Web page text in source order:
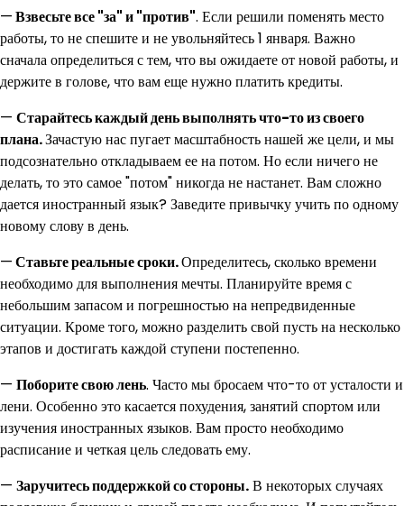
—Взвесьте все "за" и "против". Если решили поменять место
работы, то не спешите и не увольняйтесь 1 января. Важно
сначала определиться с тем, что вы ожидаете от новой работы, и
держите в голове, что вам еще нужно платить кредиты.
— Старайтесь каждый день выполнять что-то из своего
плана.Зачастую нас пугает масштабность нашей же цели, и мы
подсознательно откладываем ее на потом. Но если ничего не
делать, то это самое "потом" никогда не настанет. Вам сложно
дается иностранный язык? Заведите привычку учить по одному
новому слову в день.
—Ставьте реальные сроки.Определитесь, сколько времени
необходимо для выполнения мечты. Планируйте время с
небольшим запасом и погрешностью на непредвиденные
ситуации. Кроме того, можно разделить свой пусть на несколько
этапов и достигать каждой ступени постепенно.
— Поборите свою лень. Часто мы бросаем что-то от усталости и
лени. Особенно это касается похудения, занятий спортом или
изучения иностранных языков. Вам просто необходимо
расписание и четкая цель следовать ему.
— Заручитесь поддержкой со стороны.В некоторых случаях